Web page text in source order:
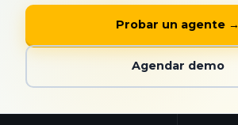
Probar un agente →
Agendar demo